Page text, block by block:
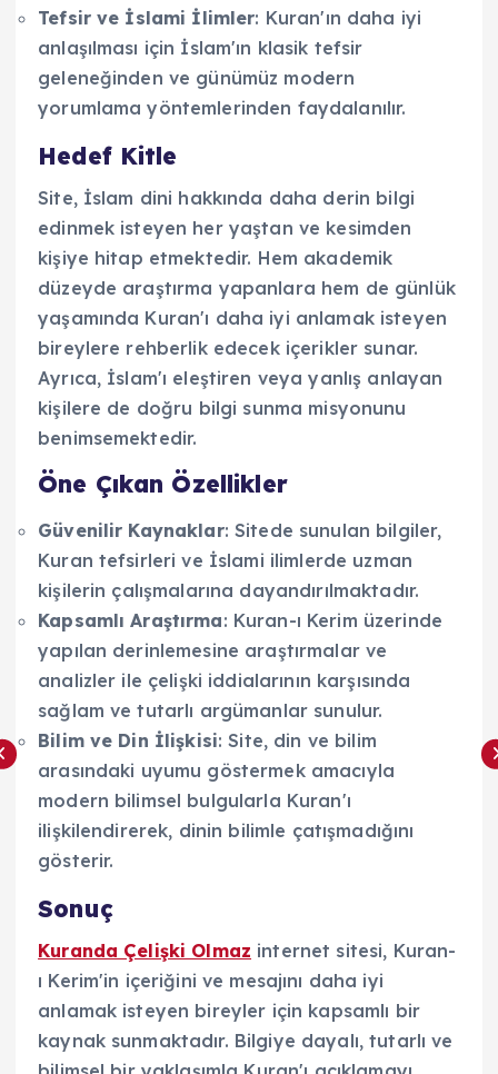
Tefsir ve İslami İlimler: Kuran'ın daha iyi
anlaşılması için İslam'ın klasik tefsir
geleneğinden ve günümüz modern
yorumlama yöntemlerinden faydalanılır.
Hedef Kitle
Site, İslam dini hakkında daha derin bilgi
edinmek isteyen her yaştan ve kesimden
kişiye hitap etmektedir. Hem akademik
düzeyde araştırma yapanlara hem de günlük
yaşamında Kuran'ı daha iyi anlamak isteyen
bireylere rehberlik edecek içerikler sunar.
Ayrıca, İslam'ı eleştiren veya yanlış anlayan
kişilere de doğru bilgi sunma misyonunu
benimsemektedir.
Öne Çıkan Özellikler
Güvenilir Kaynaklar: Sitede sunulan bilgiler,
Kuran tefsirleri ve İslami ilimlerde uzman
kişilerin çalışmalarına dayandırılmaktadır.
Kapsamlı Araştırma: Kuran-ı Kerim üzerinde
yapılan derinlemesine araştırmalar ve
analizler ile çelişki iddialarının karşısında
sağlam ve tutarlı argümanlar sunulur.
Bilim ve Din İlişkisi: Site, din ve bilim
arasındaki uyumu göstermek amacıyla
modern bilimsel bulgularla Kuran'ı
ilişkilendirerek, dinin bilimle çatışmadığını
gösterir.
Sonuç
Kuranda Çelişki Olmaz internet sitesi, Kuran-
ı Kerim'in içeriğini ve mesajını daha iyi
anlamak isteyen bireyler için kapsamlı bir
kaynak sunmaktadır. Bilgiye dayalı, tutarlı ve